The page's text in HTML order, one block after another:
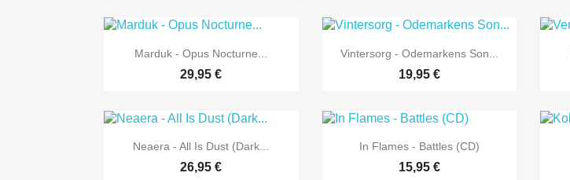
 Vorschau
Marduk - Opus Nocturne...
29,95 €
 Vorschau
Vintersorg - Odemarkens Son...
19,95 €
 Vorschau
Neaera - All Is Dust (Dark...
26,95 €
 Vorschau
In Flames - Battles (CD)
15,95 €